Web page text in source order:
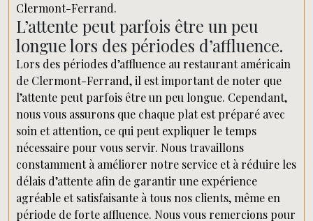
Clermont-Ferrand.
L’attente peut parfois être un peu
longue lors des périodes d’affluence.
Lors des périodes d’affluence au restaurant américain
de Clermont-Ferrand, il est important de noter que
l’attente peut parfois être un peu longue. Cependant,
nous vous assurons que chaque plat est préparé avec
soin et attention, ce qui peut expliquer le temps
nécessaire pour vous servir. Nous travaillons
constamment à améliorer notre service et à réduire les
délais d’attente afin de garantir une expérience
agréable et satisfaisante à tous nos clients, même en
période de forte affluence. Nous vous remercions pour